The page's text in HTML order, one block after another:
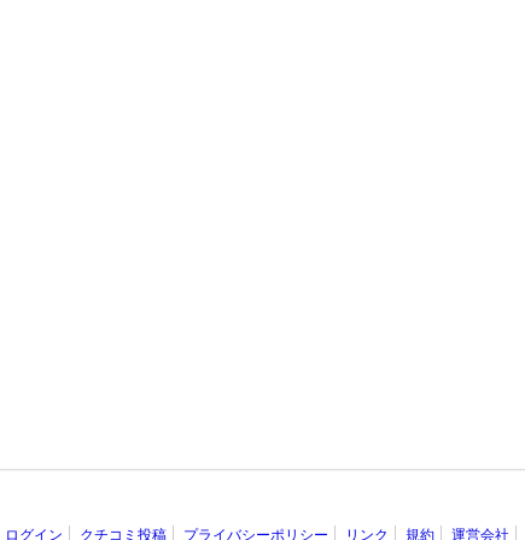
ログイン クチコミ投稿 プライバシーポリシー リンク 規約 運営会社